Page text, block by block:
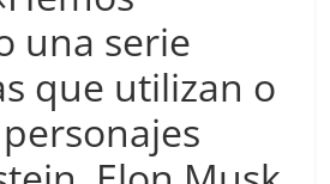
una serie
que utilizan o